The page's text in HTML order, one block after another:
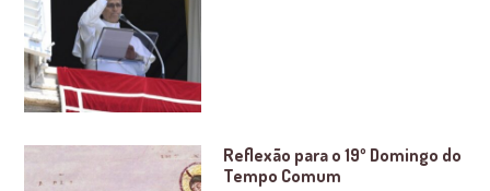
Reflexão para o 19º Domingo do
Tempo Comum